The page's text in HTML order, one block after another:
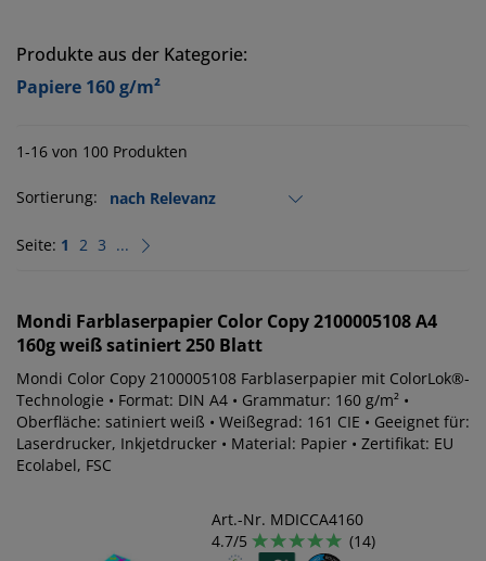
Produkte aus der Kategorie:
Papiere 160 g/m²
1-16 von 100 Produkten
Sortierung:
Seite: 1 2 3 ...
Mondi Farblaserpapier Color Copy 2100005108 A4
160g weiß satiniert 250 Blatt
Mondi Color Copy 2100005108 Farblaserpapier mit ColorLok®-
Technologie • Format: DIN A4 • Grammatur: 160 g/m² •
Oberfläche: satiniert weiß • Weißegrad: 161 CIE • Geeignet für:
Laserdrucker, Inkjetdrucker • Material: Papier • Zertifikat: EU
Ecolabel, FSC
Art.-Nr. MDICCA4160
4.7/5
(14)